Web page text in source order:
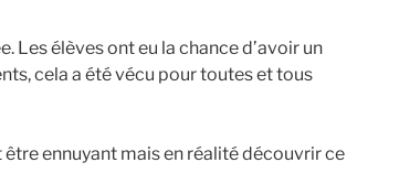
Les élèves ont eu la chance d’avoir un
cela a été vécu pour toutes et tous
ennuyant mais en réalité découvrir ce